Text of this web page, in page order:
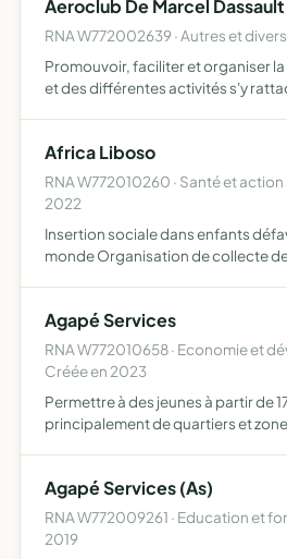
Aeroclub De Marcel
RNA W772002639 · Autres et
Promouvoir, faciliter et organiser
et des différentes activités s'y
Africa Liboso
RNA W772010260 · Santé et action
2022
Insertion sociale dans enfants
monde Organisation de collecte
Agapé Services
RNA W772010658 · Economie et
Créée en 2023
Permettre à des jeunes à partir de
principalement de quartiers et
Agapé Services (As)
RNA W772009261 · Education et
2019